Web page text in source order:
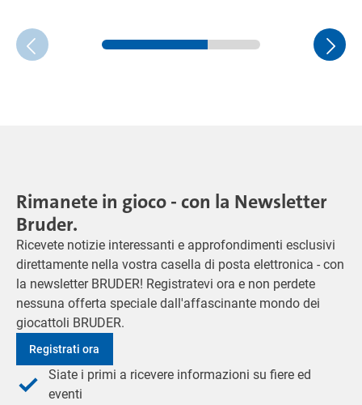
Rimanete in gioco - con la Newsletter
Bruder.
Ricevete notizie interessanti e approfondimenti esclusivi
direttamente nella vostra casella di posta elettronica - con
la newsletter BRUDER! Registratevi ora e non perdete
nessuna offerta speciale dall'affascinante mondo dei
giocattoli BRUDER.
Registrati ora
Siate i primi a ricevere informazioni su fiere ed
eventi